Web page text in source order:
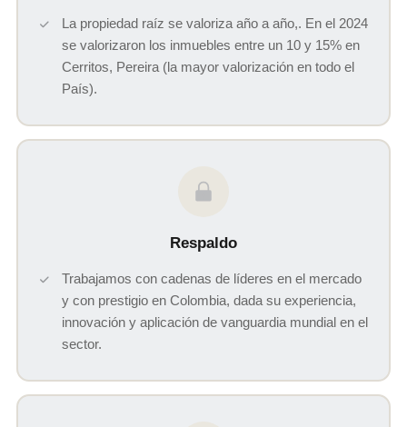
La propiedad raíz se valoriza año a año,. En el 2024
se valorizaron los inmuebles entre un 10 y 15% en
Cerritos, Pereira (la mayor valorización en todo el
País).
Respaldo
Trabajamos con cadenas de líderes en el mercado
y con prestigio en Colombia, dada su experiencia,
innovación y aplicación de vanguardia mundial en el
sector.